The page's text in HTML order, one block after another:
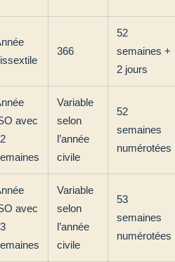
366
52
semaines +
2 jours
avec
Variable
selon
l’année
civile
52
semaines
numérotées
avec
Variable
selon
l’année
civile
53
semaines
numérotées